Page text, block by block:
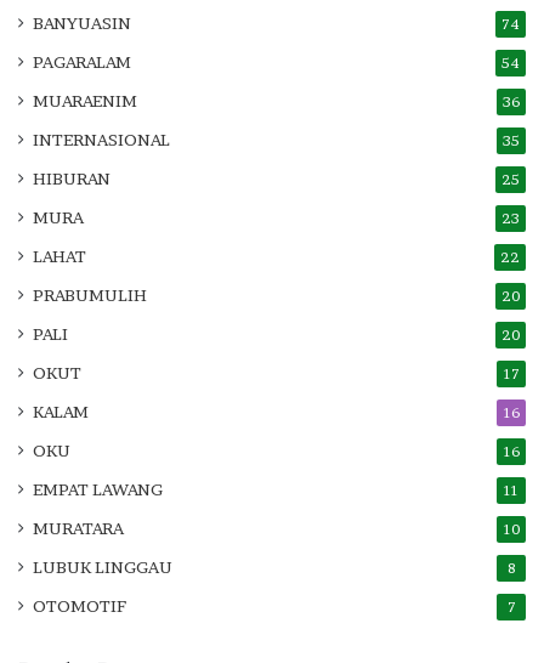
BANYUASIN 74
PAGARALAM 54
MUARAENIM 36
INTERNASIONAL 35
HIBURAN 25
MURA 23
LAHAT 22
PRABUMULIH 20
PALI 20
OKUT 17
KALAM 16
OKU 16
EMPAT LAWANG 11
MURATARA 10
LUBUK LINGGAU 8
OTOMOTIF 7